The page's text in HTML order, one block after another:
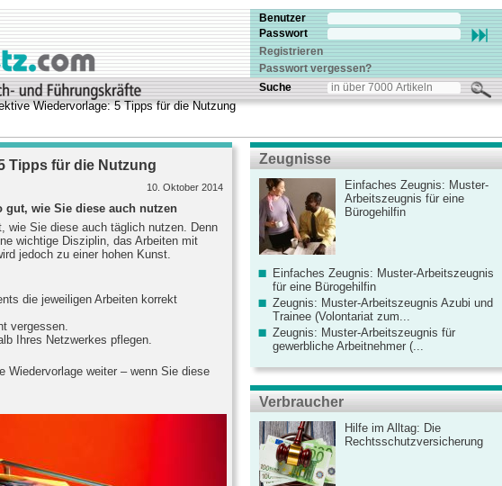
Benutzer
Passwort
Registrieren
Passwort vergessen?
Suche
Wiedervorlage: 5 Tipps für die Nutzung
Tipps für die Nutzung
10. Oktober 2014
gut, wie Sie diese auch nutzen
wie Sie diese auch täglich nutzen. Denn
wichtige Disziplin, das Arbeiten mit
jedoch zu einer hohen Kunst.
die jeweiligen Arbeiten korrekt
vergessen.
Ihres Netzwerkes pflegen.
Wiedervorlage weiter – wenn Sie diese
Zeugnisse
Einfaches Zeugnis: Muster-
Arbeitszeugnis für eine
Bürogehilfin
Einfaches Zeugnis: Muster-Arbeitszeugnis
für eine Bürogehilfin
Zeugnis: Muster-Arbeitszeugnis Azubi und
Trainee (Volontariat zum...
Zeugnis: Muster-Arbeitszeugnis für
gewerbliche Arbeitnehmer (...
Verbraucher
Hilfe im Alltag: Die
Rechtsschutzversicherung